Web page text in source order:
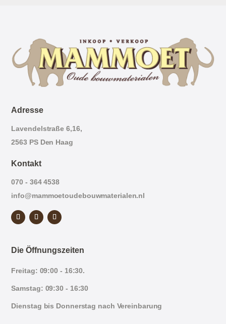
Adresse
Lavendelstraße 6,16,
2563 PS Den Haag
Kontakt
070 - 364 4538
info@mammoetoudebouwmaterialen.nl
Die Öffnungszeiten
Freitag: 09:00 - 16:30.
Samstag: 09:30 - 16:30
Dienstag bis Donnerstag nach Vereinbarung